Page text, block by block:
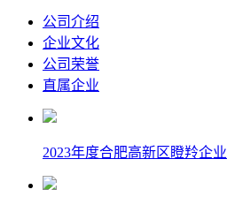
公司介绍
企业文化
公司荣誉
直属企业
2023年度合肥高新区瞪羚企业